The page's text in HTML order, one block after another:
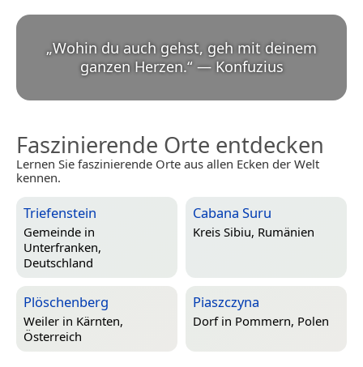
„Wohin du auch gehst, geh mit deinem
ganzen Herzen.“ — Konfuzius
Faszinierende Orte entdecken
Lernen Sie faszinierende Orte aus allen Ecken der Welt
kennen.
Triefenstein
Gemeinde in
Unterfranken,
Deutschland
Cabana Suru
Kreis Sibiu, Rumänien
Plöschenberg
Weiler in Kärnten,
Österreich
Piaszczyna
Dorf in Pommern, Polen